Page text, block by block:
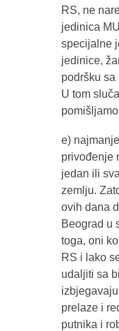
RS, ne
jedinica
specijalne
jedinice,
podršku
U tom
e)
privođenje
jedan ili
zemlju.
ovih dana
Beograd u
toga, oni
RS i lako
udaljiti sa
prelaze i
putnika i